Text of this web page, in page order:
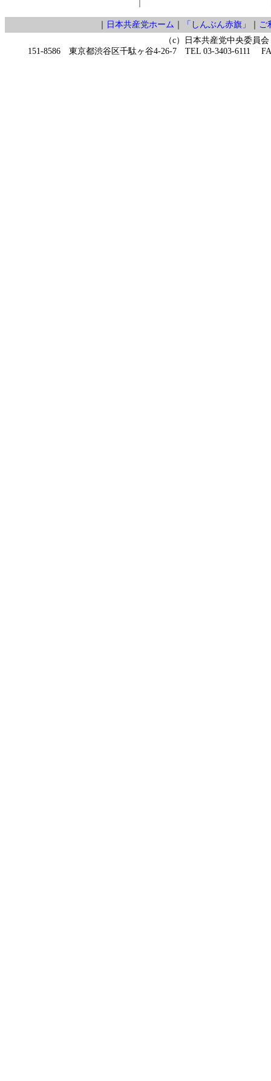
｜ 日本共産党ホーム ｜ 「しんぶん赤旗」 ｜ ご
（c）日本共産党中央委員会
151-8586 東京都渋谷区千駄ヶ谷4-26-7 TEL 03-3403-6111